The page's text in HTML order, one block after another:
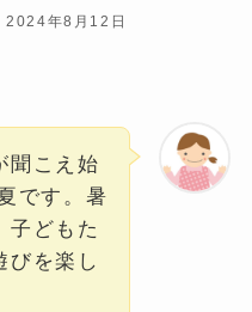
2024年8月12日
聞こえ始
です。暑
子どもた
びを楽し